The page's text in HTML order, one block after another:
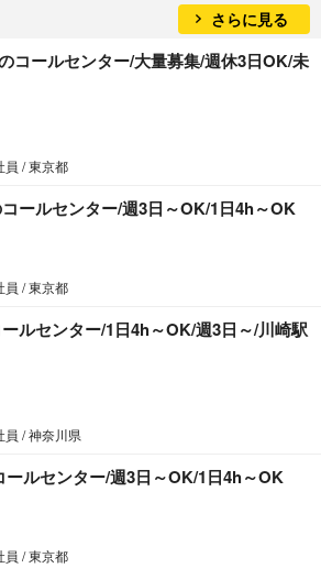
さらに見る
コールセンター/大量募集/週休3日OK/未
員 / 東京都
ールセンター/週3日～OK/1日4h～OK
員 / 東京都
ルセンター/1日4h～OK/週3日～/川崎駅
員 / 神奈川県
ールセンター/週3日～OK/1日4h～OK
員 / 東京都